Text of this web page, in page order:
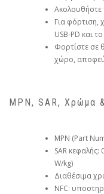
Ακολουθήστε
Για φόρτιση,
USB-PD και
Φορτίστε σε
χώρο,
MPN, SAR, Χρώμα
MPN (Part
SAR
W/kg)
Διαθέσιμα
NFC: